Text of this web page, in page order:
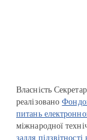
Власність
реалізовано
питань
міжнародної
задля